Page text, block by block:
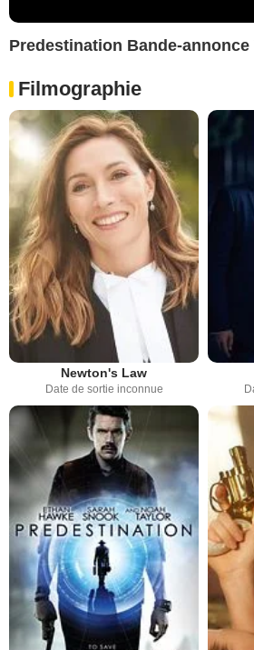
Predestination Bande-annonce
Filmographie
Newton's Law
Date de sortie inconnue